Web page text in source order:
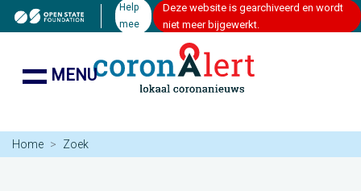
Help
mee
Deze website is gearchiveerd en wordt
niet meer bijgewerkt.
MENU
Home Zoek